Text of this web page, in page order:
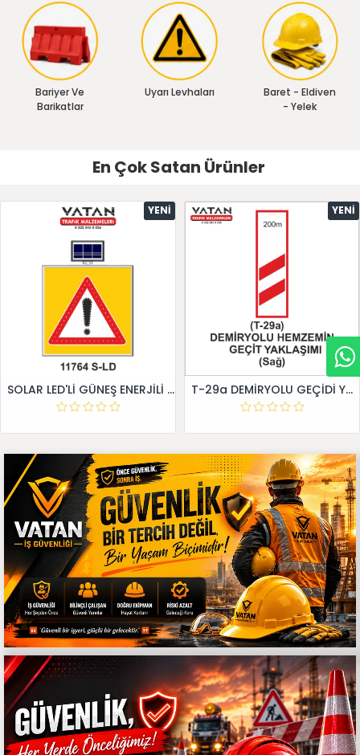
Bariyer Ve
Barikatlar
Uyarı Levhaları
Baret - Eldiven
- Yelek
En Çok Satan Ürünler
YENI
SOLAR LED'Lİ GÜNEŞ ENERJİLİ LEVHA
YENI
T-29a DEMİRYOLU GEÇİDİ YAKLAŞIM LEVHALARI (Sağ)